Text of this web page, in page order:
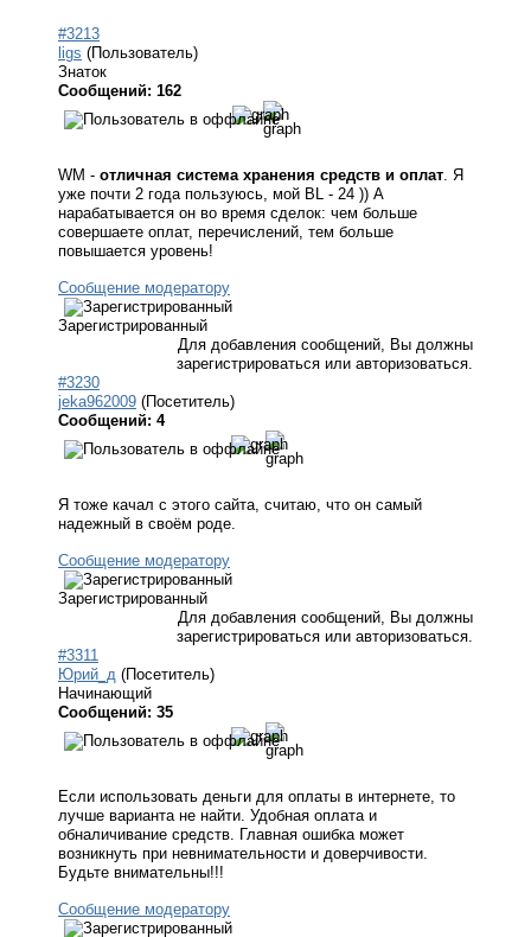
#3213
ligs (Пользователь)
Знаток
Сообщений: 162
WM - отличная система хранения средств и оплат. Я
уже почти 2 года пользуюсь, мой BL - 24 )) А
нарабатывается он во время сделок: чем больше
совершаете оплат, перечислений, тем больше
повышается уровень!
Сообщение модератору
Зарегистрированный
Для добавления сообщений, Вы должны
зарегистрироваться или авторизоваться.
#3230
jeka962009 (Посетитель)
Сообщений: 4
Я тоже качал с этого сайта, считаю, что он самый
надежный в своём роде.
Сообщение модератору
Зарегистрированный
Для добавления сообщений, Вы должны
зарегистрироваться или авторизоваться.
#3311
Юрий_д (Посетитель)
Начинающий
Сообщений: 35
Если использовать деньги для оплаты в интернете, то
лучше варианта не найти. Удобная оплата и
обналичивание средств. Главная ошибка может
возникнуть при невнимательности и доверчивости.
Будьте внимательны!!!
Сообщение модератору